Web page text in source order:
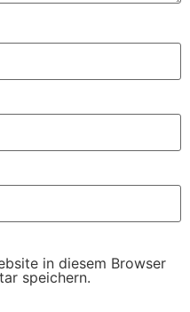
in diesem Browser
speichern.